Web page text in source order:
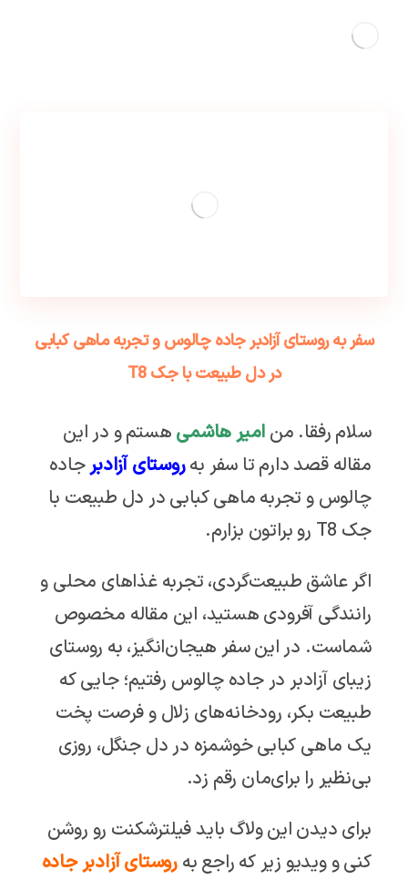
سفر به روستای آزادبر جاده چالوس و تجربه ماهی کبابی
در دل طبیعت با جک T8
سلام رفقا. من امیر هاشمی هستم و در این
مقاله قصد دارم تا سفر بهروستای آزادبرجاده
چالوس و تجربه ماهی کبابی در دل طبیعت با
جک T8 رو براتون بزارم.
اگر عاشق طبیعت‌گردی، تجربه‌ غذاهای محلی و
رانندگی آفرودی هستید، این مقاله مخصوص
شماست. در این سفر هیجان‌انگیز، به روستای
زیبای آزادبر در جاده چالوس رفتیم؛ جایی که
طبیعت بکر، رودخانه‌های زلال و فرصت پخت
یک ماهی کبابی خوشمزه در دل جنگل، روزی
بی‌نظیر را برای‌مان رقم زد.
برای دیدن این ولاگ باید فیلترشکنت رو روشن
کنی و ویدیو زیر که راجع بهروستای آزادبر جاده